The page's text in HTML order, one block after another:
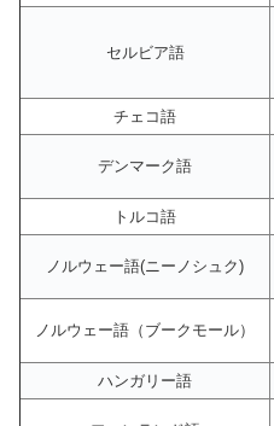
セルビア語
チェコ語
デンマーク語
トルコ語
ノルウェー語(ニーノシュク)
ノルウェー語（ブークモール）
ハンガリー語